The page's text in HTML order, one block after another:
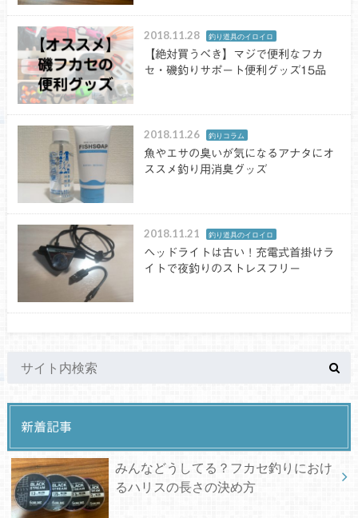
2018.11.28 釣り道具のイロイロ
【絶対買うべき】マジで便利なフカ
セ・磯釣りサポート便利グッズ15品
2018.11.26 釣りコラム
魚やエサの臭いが気になるアナタにオ
ススメ釣り用消臭グッズ
2018.11.21 釣り道具のイロイロ
ヘッドライトは古い！充電式首掛けラ
イトで夜釣りのストレスフリー
新着記事
みんなどうしてる？フカセ釣りにおけ
るハリスの長さの決め方